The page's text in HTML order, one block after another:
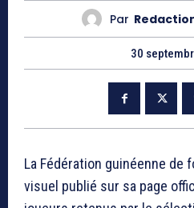
Par
30
La Fédération guinéenne de
visuel publié sur sa page